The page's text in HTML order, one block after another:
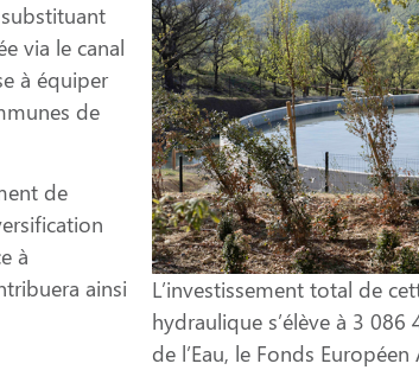
via le canal
à équiper
de
de
à
ainsi
L’investissement total de
hydraulique s’élève à 3 086
de l’Eau, le Fonds